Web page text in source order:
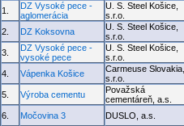
1.
DZ Vysoké pece -
aglomerácia
U. S. Steel Košice,
s.r.o.
2. DZ Koksovna
U. S. Steel Košice,
s.r.o.
3.
DZ Vysoké pece -
vysoké pece
U. S. Steel Košice,
s.r.o.
4. Vápenka Košice
Carmeuse Slovakia,
s.r.o.
5. Výroba cementu
Považská
cementáreň, a.s.
6. Močovina 3 DUSLO, a.s.